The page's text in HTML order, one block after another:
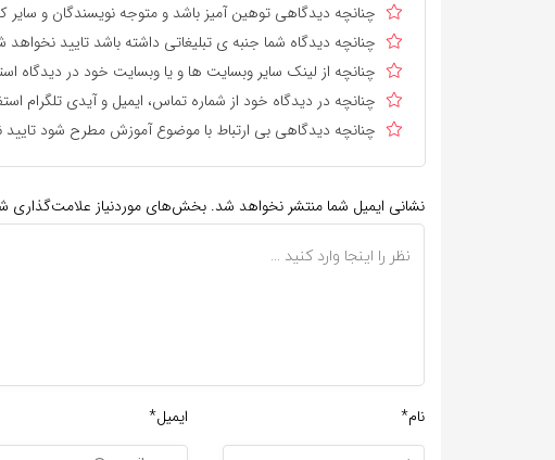
چنانچه دیدگاهی توهین آمیز باشد و متوجه نویسندگان و سایر
چنانچه دیدگاه شما جنبه ی تبلیغاتی داشته باشد تایید نخواهد
چنانچه از لینک سایر وبسایت ها و یا وبسایت خود در دیدگاه
چنانچه در دیدگاه خود از شماره تماس، ایمیل و آیدی تلگرام
چنانچه دیدگاهی بی ارتباط با موضوع آموزش مطرح شود
نشانی ایمیل شما منتشر نخواهد شد. بخش‌های موردنیاز علامت‌گذاری
نام* ایمیل*